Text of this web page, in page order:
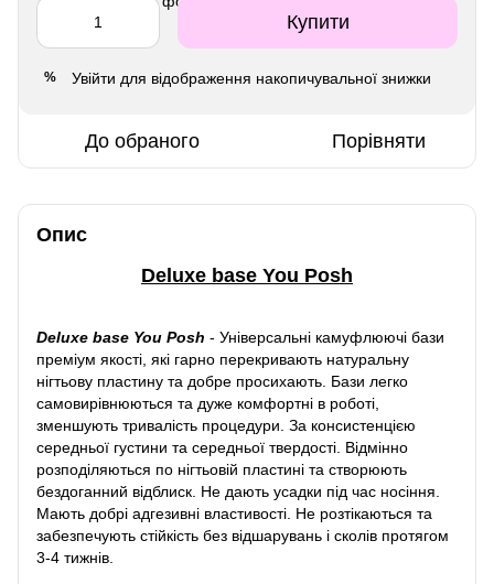
Купити
% Увійти для відображення накопичувальної знижки
До обраного Порівняти
Опис
Deluxe base You Posh
Deluxe base You Posh - Універсальні камуфлюючі бази
преміум якості, які гарно перекривають натуральну
нігтьову пластину та добре просихають. Бази легко
самовирівнюються та дуже комфортні в роботі,
зменшують тривалість процедури. За консистенцією
середньої густини та середньої твердості. Відмінно
розподіляються по нігтьовій пластині та створюють
бездоганний відблиск. Не дають усадки під час носіння.
Мають добрі адгезивні властивості. Не розтікаються та
забезпечують стійкість без відшарувань і сколів протягом
3-4 тижнів.